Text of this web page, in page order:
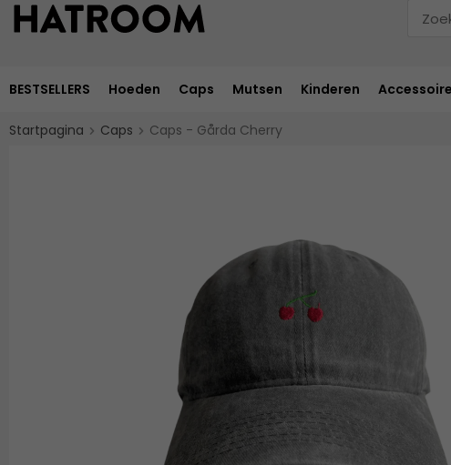
BESTSELLERS Hoeden Caps Mutsen Kinderen
Startpagina Caps Caps - Gårda Cherry